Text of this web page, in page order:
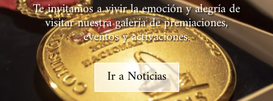
Te invitamos a vivir la emoción y alegría de
visitar nuestra galería de premiaciones,
eventos y activaciones.
Ir a Noticias